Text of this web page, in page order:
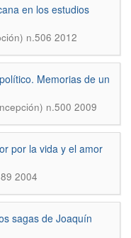
en los estudios
n.506 2012
Memorias de un
n.500 2009
por la vida y el amor
2004
sagas de Joaquín